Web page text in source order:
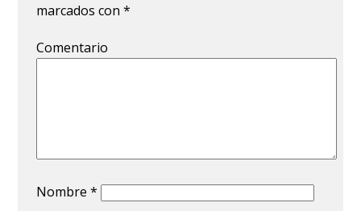
marcados con*
Comentario
Nombre*